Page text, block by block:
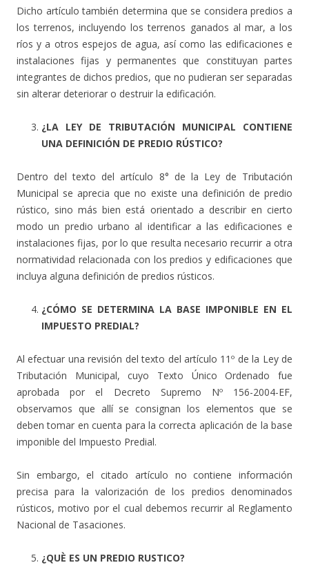
Dicho artículo también determina que se considera predios a
los terrenos, incluyendo los terrenos ganados al mar, a los
ríos y a otros espejos de agua, así como las edificaciones e
instalaciones fijas y permanentes que constituyan partes
integrantes de dichos predios, que no pudieran ser separadas
sin alterar deteriorar o destruir la edificación.
¿LA LEY DE TRIBUTACIÓN MUNICIPAL CONTIENE
UNA DEFINICIÓN DE PREDIO RÚSTICO?
Dentro del texto del artículo 8° de la Ley de Tributación
Municipal se aprecia que no existe una definición de predio
rústico, sino más bien está orientado a describir en cierto
modo un predio urbano al identificar a las edificaciones e
instalaciones fijas, por lo que resulta necesario recurrir a otra
normatividad relacionada con los predios y edificaciones que
incluya alguna definición de predios rústicos.
¿CÓMO SE DETERMINA LA BASE IMPONIBLE EN EL
IMPUESTO PREDIAL?
Al efectuar una revisión del texto del artículo 11º de la Ley de
Tributación Municipal, cuyo Texto Único Ordenado fue
aprobada por el Decreto Supremo Nº 156-2004-EF,
observamos que allí se consignan los elementos que se
deben tomar en cuenta para la correcta aplicación de la base
imponible del Impuesto Predial.
Sin embargo, el citado artículo no contiene información
precisa para la valorización de los predios denominados
rústicos, motivo por el cual debemos recurrir al Reglamento
Nacional de Tasaciones.
¿QUÈ ES UN PREDIO RUSTICO?